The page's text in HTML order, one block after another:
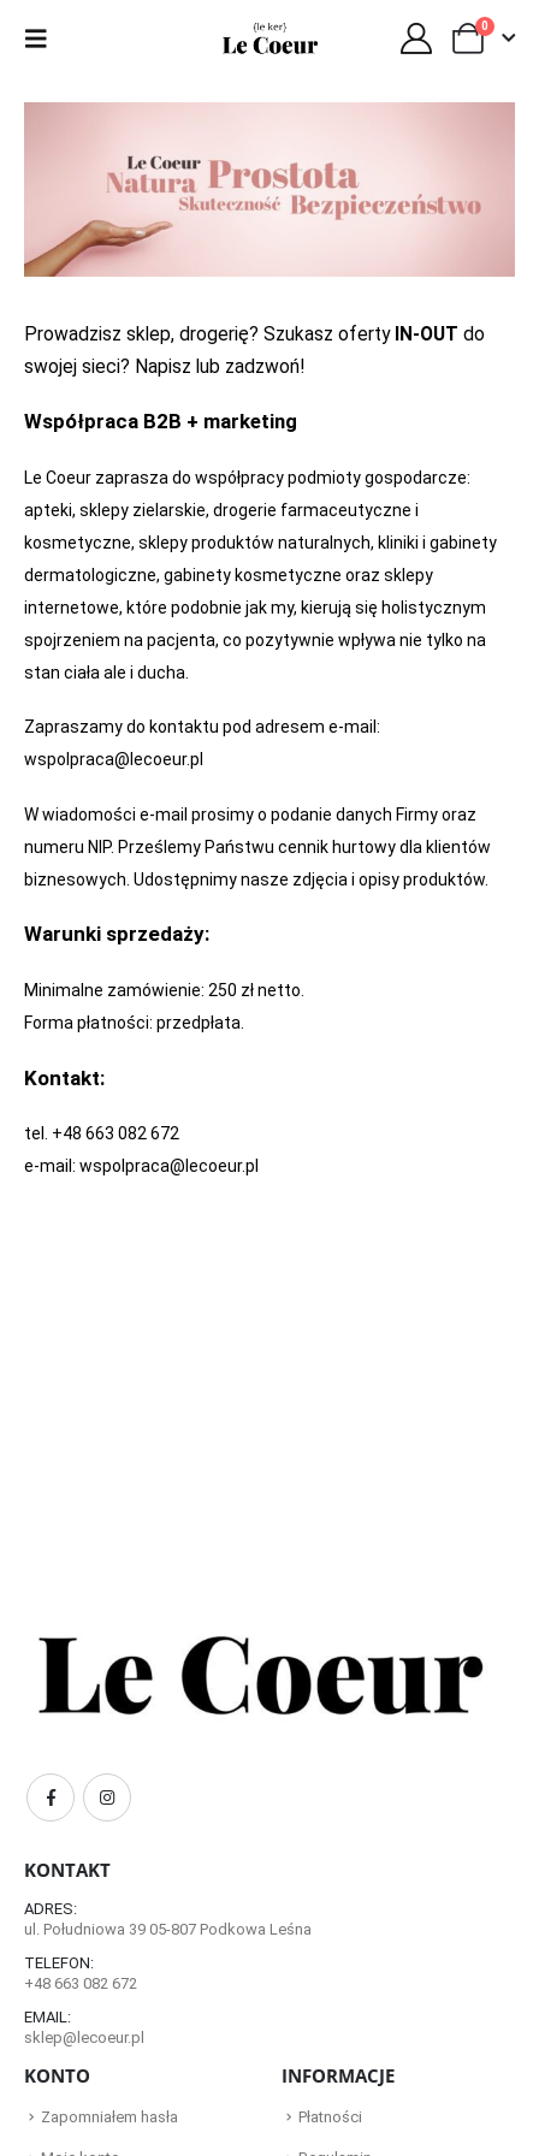
0
Prowadzisz sklep, drogerię? Szukasz oferty IN-OUT do
swojej sieci? Napisz lub zadzwoń!
Współpraca B2B + marketing
Le Coeur zaprasza do współpracy podmioty gospodarcze:
apteki, sklepy zielarskie, drogerie farmaceutyczne i
kosmetyczne, sklepy produktów naturalnych, kliniki i gabinety
dermatologiczne, gabinety kosmetyczne oraz sklepy
internetowe, które podobnie jak my, kierują się holistycznym
spojrzeniem na pacjenta, co pozytywnie wpływa nie tylko na
stan ciała ale i ducha.
Zapraszamy do kontaktu pod adresem e-mail:
wspolpraca@lecoeur.pl
W wiadomości e-mail prosimy o podanie danych Firmy oraz
numeru NIP. Prześlemy Państwu cennik hurtowy dla klientów
biznesowych. Udostępnimy nasze zdjęcia i opisy produktów.
Warunki sprzedaży:
Minimalne zamówienie: 250 zł netto.
Forma płatności: przedpłata.
Kontakt:
tel. +48 663 082 672
e-mail: wspolpraca@lecoeur.pl
KONTAKT
ADRES:
ul. Południowa 39 05-807 Podkowa Leśna
TELEFON:
+48 663 082 672
EMAIL:
sklep@lecoeur.pl
KONTO
Zapomniałem hasła
INFORMACJE
Płatności